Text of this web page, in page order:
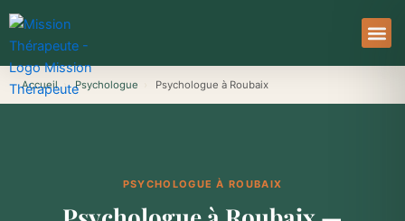
Aller
au
contenu
Accueil › Psychologue Psychologue à Roubaix
PSYCHOLOGUE À ROUBAIX